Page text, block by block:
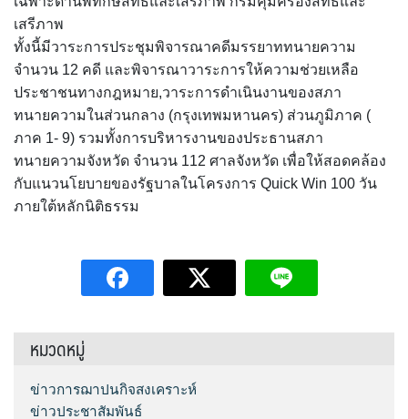
เสรีภาพ
ทั้งนี้มีวาระการประชุมพิจารณาคดีมรรยาททนายความ
จำนวน 12 คดี และพิจารณาวาระการให้ความช่วยเหลือ
ประชาชนทางกฎหมาย,วาระการดำเนินงานของสภา
ทนายความในส่วนกลาง (กรุงเทพมหานคร) ส่วนภูมิภาค (
ภาค 1- 9) รวมทั้งการบริหารงานของประธานสภา
ทนายความจังหวัด จำนวน 112 ศาลจังหวัด เพื่อให้สอดคล้อง
กับแนวนโยบายของรัฐบาลในโครงการ Quick Win 100 วัน
ภายใต้หลักนิติธรรม
หมวดหมู่
ข่าวการฌาปนกิจสงเคราะห์
ข่าวประชาสัมพันธ์